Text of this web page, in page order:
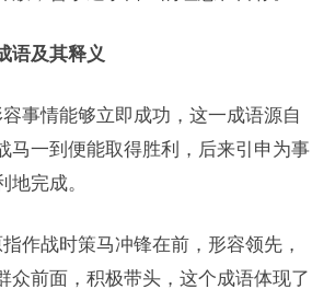
语及其释义
事情能够立即成功，这一成语源自
马一到便能取得胜利，后来引申为事
地完成。
作战时策马冲锋在前，形容领先，
众前面，积极带头，这个成语体现了